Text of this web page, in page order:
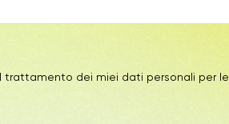
trattamento dei miei dati personali per le